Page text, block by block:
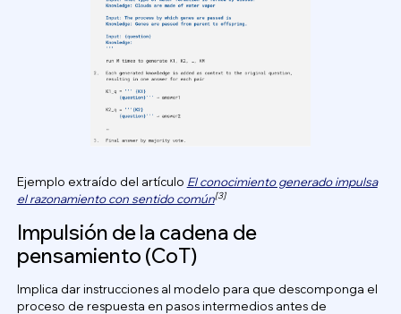
Ejemplo extraído del artículo El conocimiento generado impulsa
el razonamiento con sentido común[3]
Impulsión de la cadena de
pensamiento (CoT)
Implica dar instrucciones al modelo para que descomponga el
proceso de respuesta en pasos intermedios antes de